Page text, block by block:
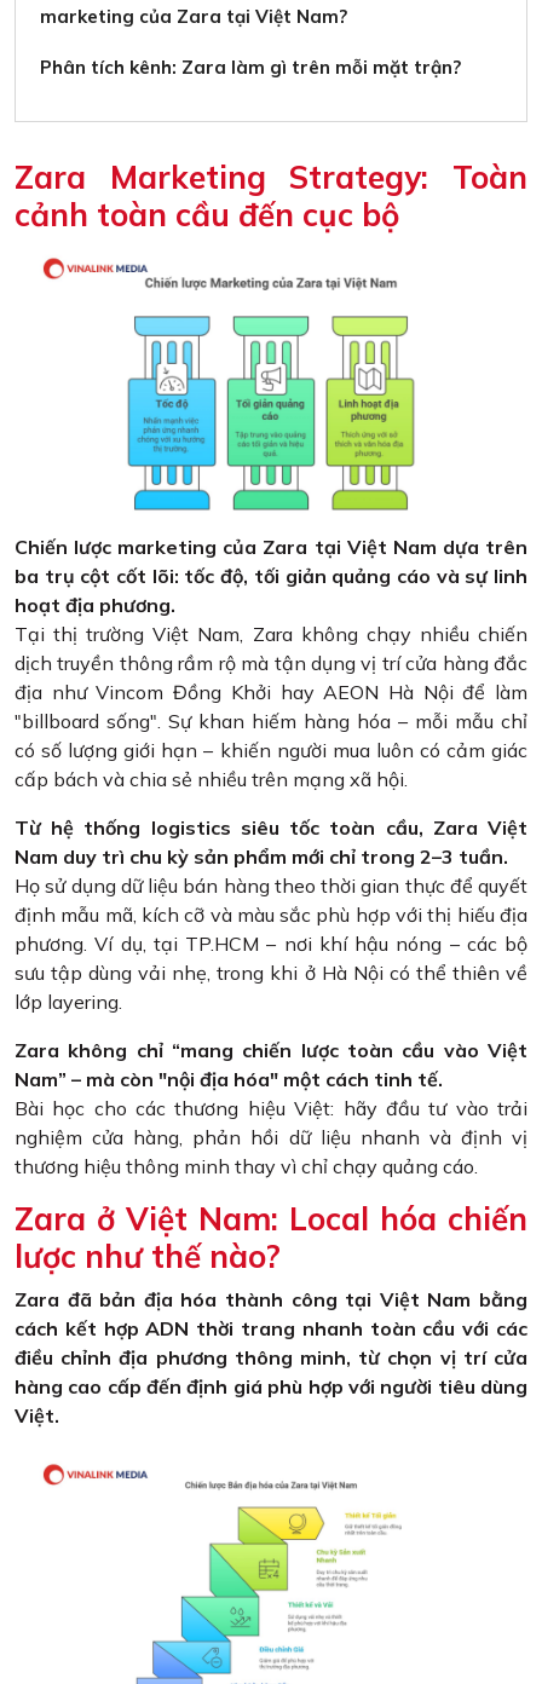
marketing của Zara tại Việt Nam?
Phân tích kênh: Zara làm gì trên mỗi mặt trận?
Zara Marketing Strategy: Toàn
cảnh toàn cầu đến cục bộ
Chiến lược marketing của Zara tại Việt Nam dựa trên
ba trụ cột cốt lõi: tốc độ, tối giản quảng cáo và sự linh
hoạt địa phương.
Tại thị trường Việt Nam, Zara không chạy nhiều chiến
dịch truyền thông rầm rộ mà tận dụng vị trí cửa hàng đắc
địa như Vincom Đồng Khởi hay AEON Hà Nội để làm
"billboard sống". Sự khan hiếm hàng hóa – mỗi mẫu chỉ
có số lượng giới hạn – khiến người mua luôn có cảm giác
cấp bách và chia sẻ nhiều trên mạng xã hội.
Từ hệ thống logistics siêu tốc toàn cầu, Zara Việt
Nam duy trì chu kỳ sản phẩm mới chỉ trong 2–3 tuần.
Họ sử dụng dữ liệu bán hàng theo thời gian thực để quyết
định mẫu mã, kích cỡ và màu sắc phù hợp với thị hiếu địa
phương. Ví dụ, tại TP.HCM – nơi khí hậu nóng – các bộ
sưu tập dùng vải nhẹ, trong khi ở Hà Nội có thể thiên về
lớp layering.
Zara không chỉ “mang chiến lược toàn cầu vào Việt
Nam” – mà còn "nội địa hóa" một cách tinh tế.
Bài học cho các thương hiệu Việt: hãy đầu tư vào trải
nghiệm cửa hàng, phản hồi dữ liệu nhanh và định vị
thương hiệu thông minh thay vì chỉ chạy quảng cáo.
Zara ở Việt Nam: Local hóa chiến
lược như thế nào?
Zara đã bản địa hóa thành công tại Việt Nam bằng
cách kết hợp ADN thời trang nhanh toàn cầu với các
điều chỉnh địa phương thông minh, từ chọn vị trí cửa
hàng cao cấp đến định giá phù hợp với người tiêu dùng
Việt.